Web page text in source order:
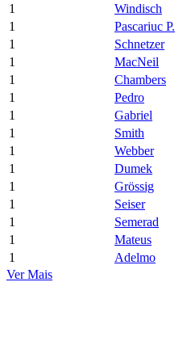
1
Windisch
1
Pascariuc P.
1
Schnetzer
1
MacNeil
1
Chambers
1
Pedro
1
Gabriel
1
Smith
1
Webber
1
Dumek
1
Grössig
1
Seiser
1
Semerad
1
Mateus
1
Adelmo
Ver Mais